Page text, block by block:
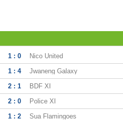
1 : 0 Nico United
1 : 4 Jwaneng Galaxy
2 : 1 BDF XI
2 : 0 Police XI
1 : 2 Sua Flamingoes